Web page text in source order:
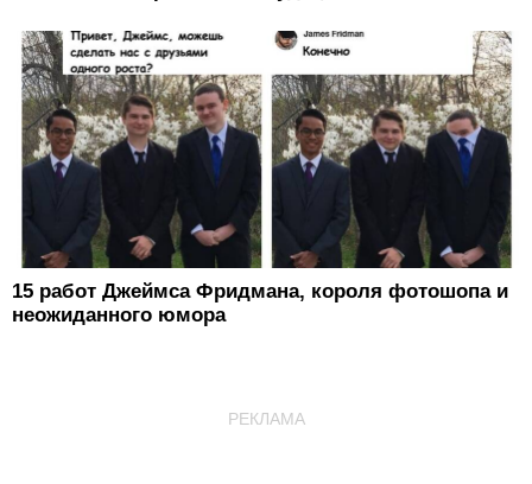
15 работ Джеймса Фридмана, короля фотошопа и
неожиданного юмора
РЕКЛАМА